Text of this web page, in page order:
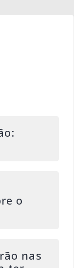
o
nas